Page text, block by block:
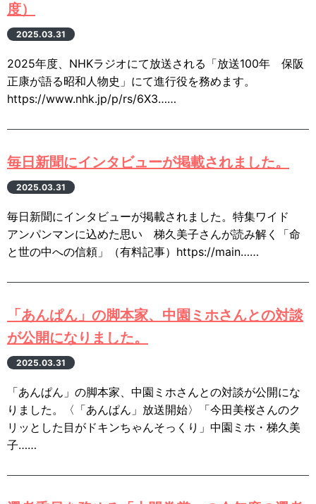
度）
2025.03.31
2025年度、NHKラジオにて放送される「放送100年 保阪
正康が語る昭和人物史」にて進行役を務めます。
https://www.nhk.jp/p/rs/6X3……
毎日新聞にインタビューが掲載されました。
2025.03.31
毎日新聞にインタビューが掲載されました。特集ワイド
アンパンマンに込めた思い 梯久美子さんが読み解く「命
と世の中への信頼」（有料記事）https://main……
「あんぱん」の脚本家、中園ミホさんとの対談
が公開になりました。
2025.03.31
「あんぱん」の脚本家、中園ミホさんとの対談が公開にな
りました。〈「あんぱん」放送開始〉「今田美桜さんのク
リッとした目がドキンちゃんそっくり」中園ミホ・梯久美
子……